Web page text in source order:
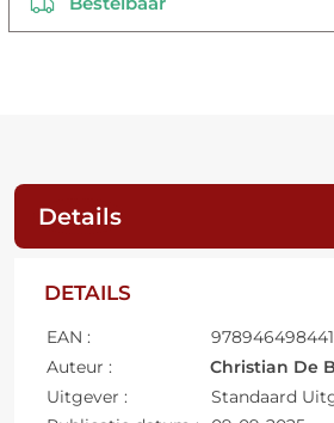
Details
DETAILS
EAN :
Auteur :
Christian De
Uitgever :
Standaard